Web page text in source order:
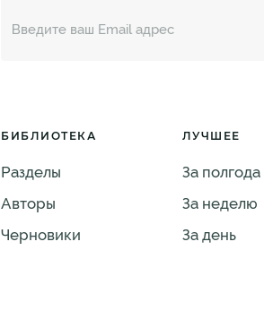
БИБЛИОТЕКА
Разделы
Авторы
Черновики
ЛУЧШЕЕ
За полгода
За неделю
За день